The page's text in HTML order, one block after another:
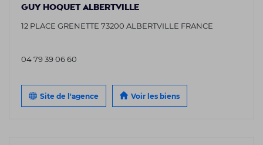
GUY HOQUET ALBERTVILLE
12 PLACE GRENETTE 73200 ALBERTVILLE FRANCE
04 79 39 06 60
Site de l'agence Voir les biens